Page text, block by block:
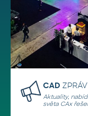
CAD
Aktuality,
světa CAx